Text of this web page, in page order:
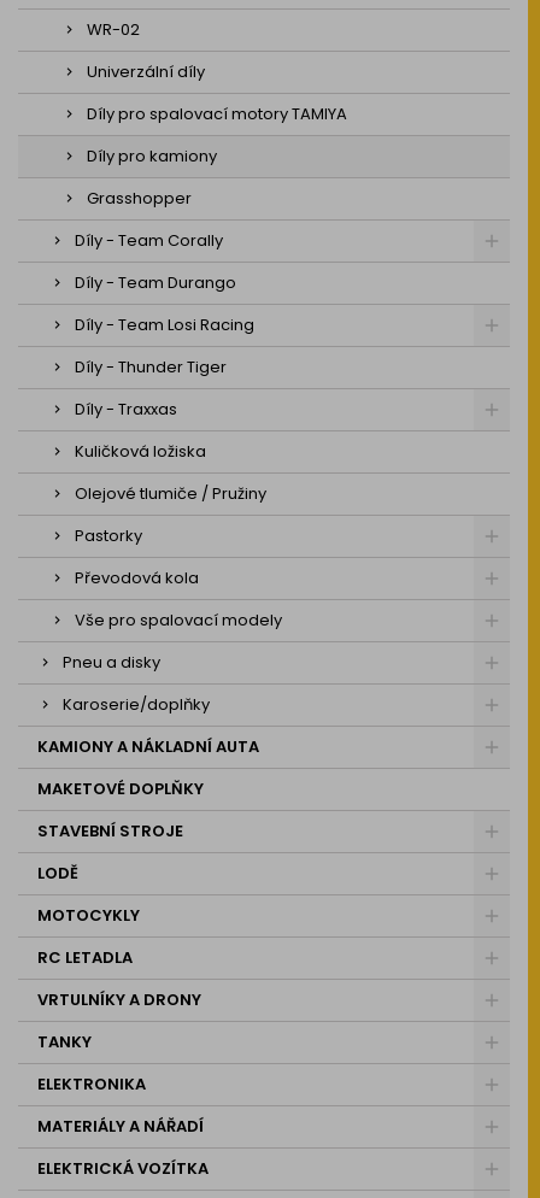
WR-02
Univerzální díly
Díly pro spalovací motory TAMIYA
Díly pro kamiony
Grasshopper
Díly - Team Corally
Díly - Team Durango
Díly - Team Losi Racing
Díly - Thunder Tiger
Díly - Traxxas
Kuličková ložiska
Olejové tlumiče / Pružiny
Pastorky
Převodová kola
Vše pro spalovací modely
Pneu a disky
Karoserie/doplňky
KAMIONY A NÁKLADNÍ AUTA
MAKETOVÉ DOPLŇKY
STAVEBNÍ STROJE
LODĚ
MOTOCYKLY
RC LETADLA
VRTULNÍKY A DRONY
TANKY
ELEKTRONIKA
MATERIÁLY A NÁŘADÍ
ELEKTRICKÁ VOZÍTKA